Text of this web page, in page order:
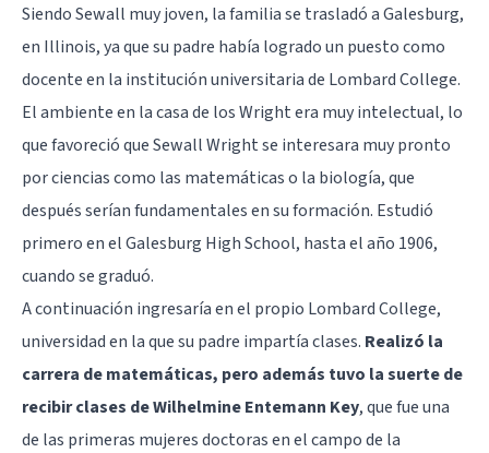
Siendo Sewall muy joven, la familia se trasladó a Galesburg,
en Illinois, ya que su padre había logrado un puesto como
docente en la institución universitaria de Lombard College.
El ambiente en la casa de los Wright era muy intelectual, lo
que favoreció que Sewall Wright se interesara muy pronto
por ciencias como las matemáticas o la biología, que
después serían fundamentales en su formación. Estudió
primero en el Galesburg High School, hasta el año 1906,
cuando se graduó.
A continuación ingresaría en el propio Lombard College,
universidad en la que su padre impartía clases. Realizó la
carrera de matemáticas, pero además tuvo la suerte de
recibir clases de Wilhelmine Entemann Key, que fue una
de las primeras mujeres doctoras en el campo de la